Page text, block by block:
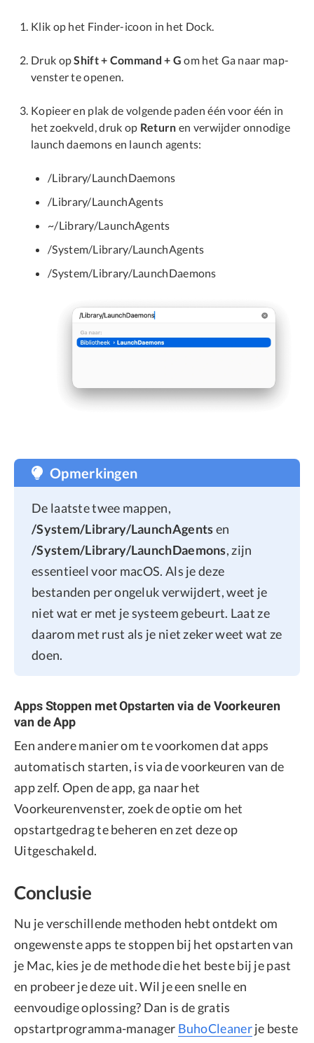
Klik op het Finder-icoon in het Dock.
Druk opShift + Command + G om het Ga naar map-
venster te openen.
Kopieer en plak de volgende paden één voor één in
het zoekveld, druk op Return en verwijder onnodige
launch daemons en launch agents:
/Library/LaunchDaemons
/Library/LaunchAgents
~/Library/LaunchAgents
/System/Library/LaunchAgents
/System/Library/LaunchDaemons
Opmerkingen
De laatste twee mappen,
/System/Library/LaunchAgentsen
/System/Library/LaunchDaemons, zijn
essentieel voor macOS. Als je deze
bestanden per ongeluk verwijdert, weet je
niet wat er met je systeem gebeurt. Laat ze
daarom met rust als je niet zeker weet wat ze
doen.
Apps Stoppen met Opstarten via de Voorkeuren
van de App
Een andere manier om te voorkomen dat apps
automatisch starten, is via de voorkeuren van de
app zelf. Open de app, ga naar het
Voorkeurenvenster, zoek de optie om het
opstartgedrag te beheren en zet deze op
Uitgeschakeld.
Conclusie
Nu je verschillende methoden hebt ontdekt om
ongewenste apps te stoppen bij het opstarten van
je Mac, kies je de methode die het beste bij je past
en probeer je deze uit. Wil je een snelle en
eenvoudige oplossing? Dan is de gratis
opstartprogramma-manager BuhoCleanerje beste